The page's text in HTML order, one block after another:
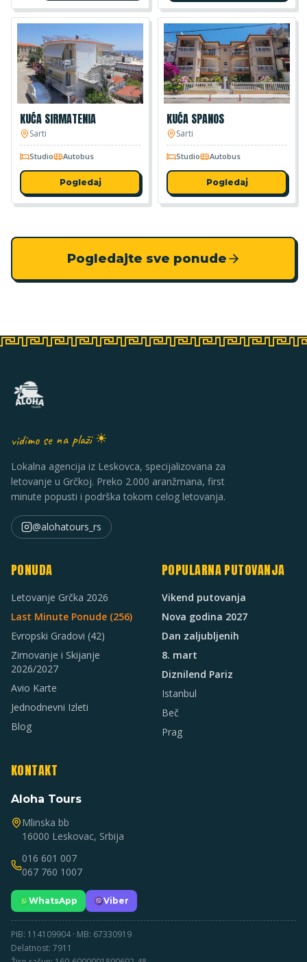
KUĆA SIRMATENIA
Sarti
Studio Autobus
Pogledaj
KUĆA SPANOS
Sarti
Studio Autobus
Pogledaj
Pogledajte sve ponude
vidimo se na plaži ☀
Lokalna agencija iz Leskovca, specijalizovana za
letovanje u Grčkoj. Preko 2.000 aranžmana, first
minute popusti i podrška tokom celog letovanja.
@alohatours_rs
PONUDA
Letovanje Grčka 2026
Last Minute Ponude (256)
Evropski Gradovi (42)
Zimovanje i Skijanje
2026/2027
Avio Karte
Jednodnevni Izleti
Blog
POPULARNA PUTOVANJA
Vikend putovanja
Nova godina 2027
Dan zaljubljenih
8. mart
Diznilend Pariz
Istanbul
Beč
Prag
KONTAKT
Aloha Tours
Mlinska bb
16000 Leskovac, Srbija
016 601 007
067 760 1007
WhatsApp Viber
PIB: 114109904 · MB: 67330919
Delatnost: 7911